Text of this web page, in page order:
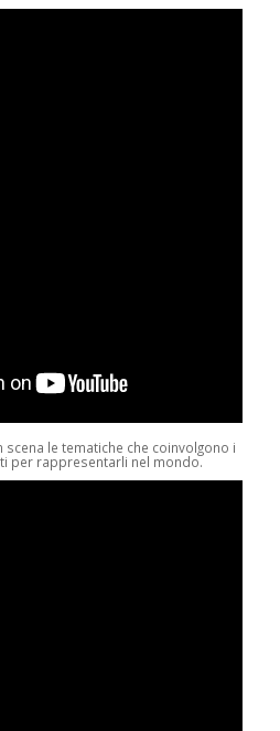
scena le tematiche che coinvolgono i
per rappresentarli nel mondo.